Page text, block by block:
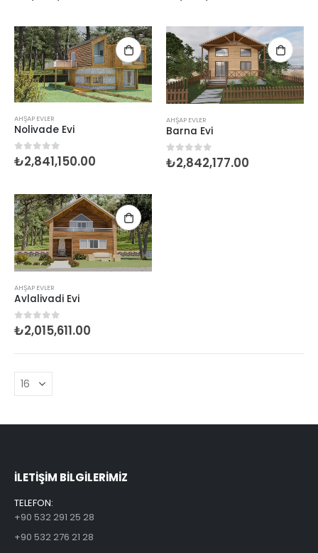
AHŞAP EVLER
Nolivade Evi
0 5 üzerinden
₺2,841,150.00
AHŞAP EVLER
Barna Evi
0 5 üzerinden
₺2,842,177.00
AHŞAP EVLER
Avlalivadi Evi
0 5 üzerinden
₺2,015,611.00
ILETİŞİM BİLGİLERİMİZ
TELEFON:
+90 532 291 25 28
+90 532 276 21 28